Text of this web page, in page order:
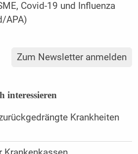
Covid-19 und Influenza
APA)
Zum Newsletter anmelden
interessieren
Krankheiten